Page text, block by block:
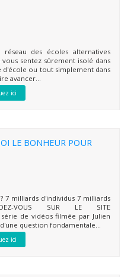
des écoles alternatives
sentez sûrement isolé dans
ou tout simplement dans
avancer...
ici
LE BONHEUR POUR
7 milliards d'individus 7 milliards
VOUS SUR LE SITE
série de vidéos filmée par Julien
question fondamentale...
ici